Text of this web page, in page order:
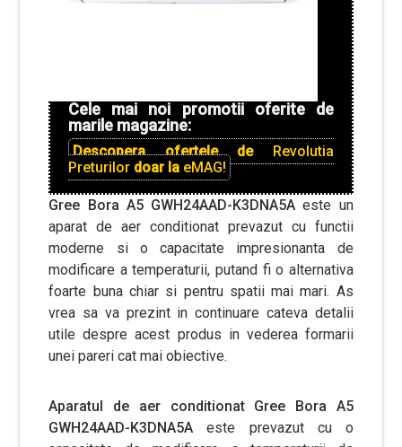
Cele mai noi promotii oferite de
marile magazine:
Descopera ofertele de Revolutia
Preturilor doar la eMAG!
Gree Bora A5 GWH24AAD-K3DNA5Aeste un
aparat de aer conditionat prevazut cu functii
moderne si o capacitate impresionanta de
modificare a temperaturii, putand fi o alternativa
foarte buna chiar si pentru spatii mai mari. As
vrea sa va prezint in continuare cateva detalii
utile despre acest produs in vederea formarii
unei pareri cat mai obiective.
Aparatul de aer conditionat Gree Bora A5
GWH24AAD-K3DNA5Aeste prevazut cu o